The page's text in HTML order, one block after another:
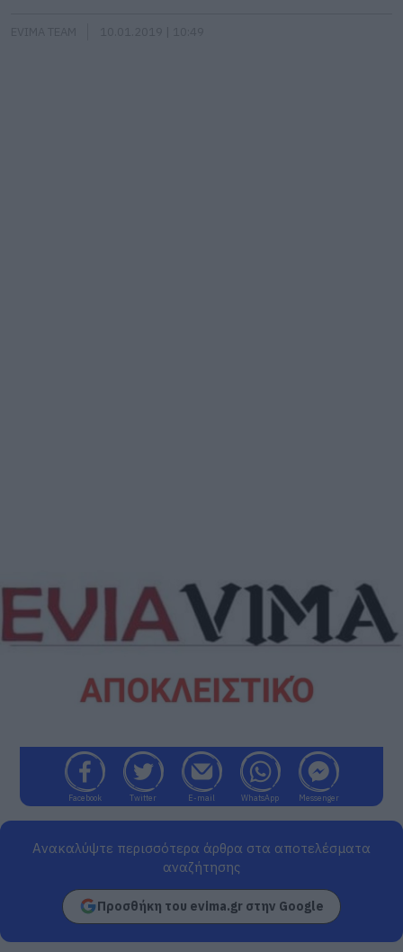
Facebook Twitter E-mail WhatsApp Messenger
Ανακαλύψτε περισσότερα άρθρα στα αποτελέσματα
αναζήτησης
Προσθήκη του evima.gr στην Google